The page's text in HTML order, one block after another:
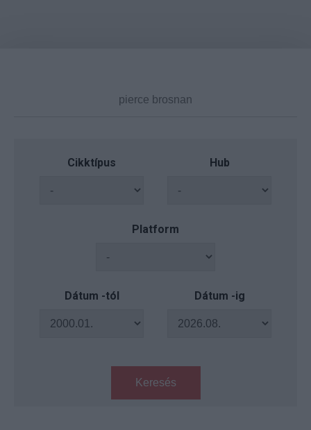
Cikktípus Hub
Platform
Dátum -tól Dátum -ig
Keresés